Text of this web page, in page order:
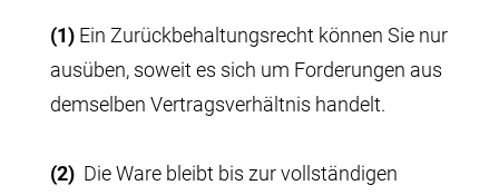
(1)Ein Zurückbehaltungsrecht können Sie nur
ausüben, soweit es sich um Forderungen aus
demselben Vertragsverhältnis handelt.
(2)Die Ware bleibt bis zur vollständigen